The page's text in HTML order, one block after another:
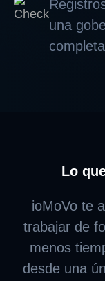
una
Lo
ioMoVo te
trabajar de
menos
desde una